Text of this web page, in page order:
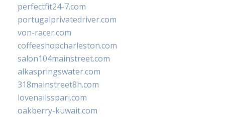
perfectfit24-7.com
portugalprivatedriver.com
von-racer.com
coffeeshopcharleston.com
salon104mainstreet.com
alkaspringswater.com
318mainstreet8h.com
lovenailsspari.com
oakberry-kuwait.com